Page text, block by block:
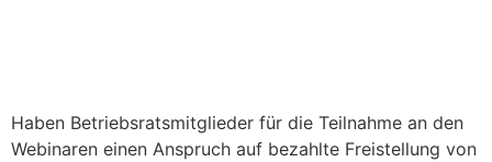
Haben Betriebsratsmitglieder für die Teilnahme an den
Webinaren einen Anspruch auf bezahlte Freistellung von